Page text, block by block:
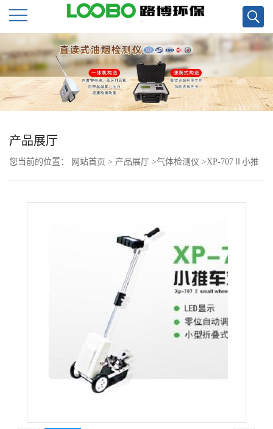
公
司
首
页
公
产品展厅
您当前的位置： 网站首页 > 产品展厅 >气体检测仪 >XP-707Ⅱ小推